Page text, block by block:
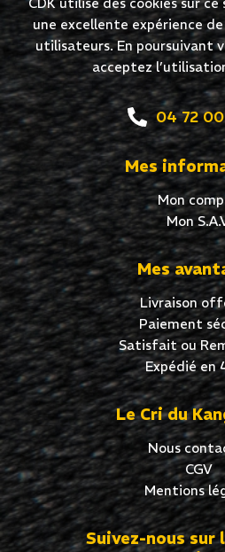
une excellente expérience
utilisateurs. En poursuivant
acceptez
04 72
Mes
Mon
Mon
Mes
Livraison
Paiement
Satisfait ou
Expédié en
Le Cri du
Nous
CGV
Mentions
Suivez-nous sur